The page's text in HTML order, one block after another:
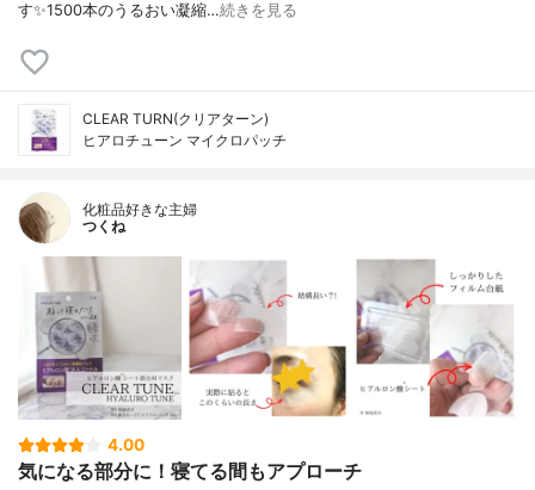
す✨1500本のうるおい凝縮…続きを見る
CLEAR TURN(クリアターン)
ヒアロチューン マイクロパッチ
化粧品好きな主婦
つくね
4.00
気になる部分に！寝てる間もアプローチ